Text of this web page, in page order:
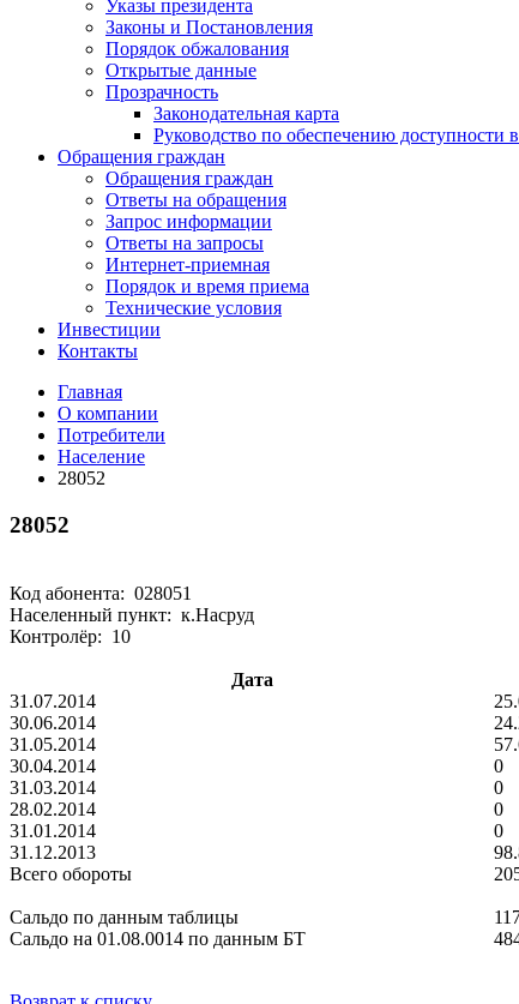
Указы президента
Законы и Постановления
Порядок обжалования
Открытые данные
Прозрачность
Законодательная карта
Руководство по обеспечению доступности
Обращения граждан
Обращения граждан
Ответы на обращения
Запрос информации
Ответы на запросы
Интернет-приемная
Порядок и время приема
Технические условия
Инвестиции
Контакты
Главная
О компании
Потребители
Население
28052
28052
Код абонента: 028051
Населенный пункт: к.Насруд
Контролёр: 10
Дата
31.07.2014
30.06.2014
31.05.2014
30.04.2014
0
31.03.2014
0
28.02.2014
0
31.01.2014
0
31.12.2013
Всего обороты
Сальдо по данным таблицы
Сальдо на 01.08.0014 по данным БТ